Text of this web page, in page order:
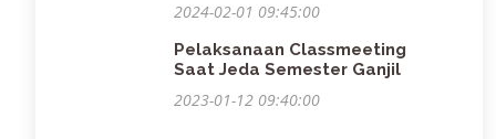
2024-02-01 09:45:00
Pelaksanaan Classmeeting
Saat Jeda Semester Ganjil
2023-01-12 09:40:00